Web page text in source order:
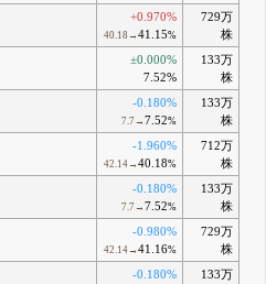
+0.970%
40.18→ 41.15%
729万
株
±0.000%
7.52%
133万
株
-0.180%
7.7→ 7.52%
133万
株
-1.960%
42.14→ 40.18%
712万
株
-0.180%
7.7→ 7.52%
133万
株
-0.980%
42.14→ 41.16%
729万
株
-0.180%
133万